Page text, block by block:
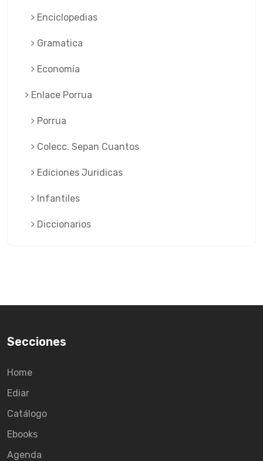
Enciclopedias
Gramatica
Economía
Enlace Porrua
Porrua
Colecc. Sepan Cuantos
Ediciones Juridicas
Infantiles
Diccionarios
Secciones
Home
Ediar
Catálogo
Ebooks
Agenda